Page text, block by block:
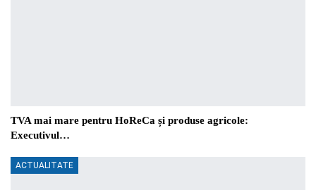
TVA mai mare pentru HoReCa și produse agricole:
Executivul…
ACTUALITATE